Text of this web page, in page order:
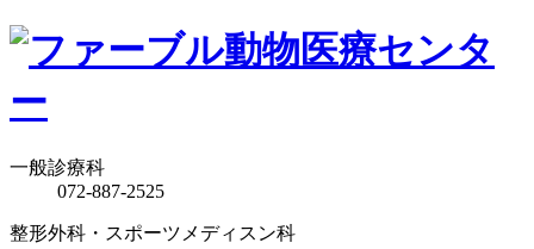
一般診療科
072-887-2525
整形外科・スポーツメディスン科